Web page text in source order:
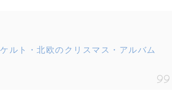
ルト・北欧のクリスマス・アルバム